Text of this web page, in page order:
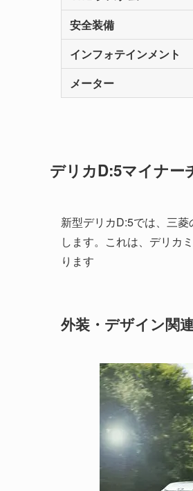
安全装備
インフォテインメント
メーター
デリカD:5マイナー
新型デリカD:5では、三
します。これは、デリカ
ります
外装・デザイン関